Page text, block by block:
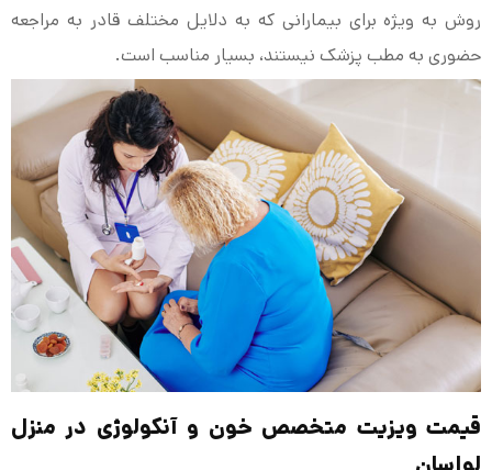
روش به ویژه برای بیمارانی که به دلایل مختلف قادر به مراجعه
حضوری به مطب پزشک نیستند، بسیار مناسب است.
قیمت ویزیت متخصص خون و آنکولوژی در منزل